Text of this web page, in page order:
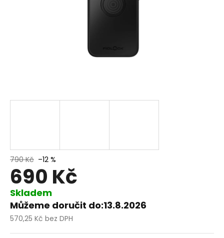
790 Kč –12 %
690 Kč
Skladem
Můžeme doručit do:13.8.2026
570,25 Kč bez DPH
Měrná